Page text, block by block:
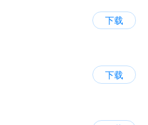
下载
下载